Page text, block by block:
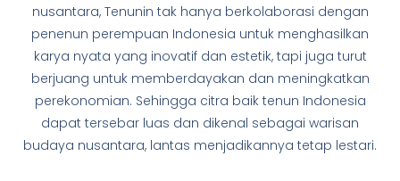
nusantara, Tenunin tak hanya berkolaborasi dengan
penenun perempuan Indonesia untuk menghasilkan
karya nyata yang inovatif dan estetik, tapi juga turut
berjuang untuk memberdayakan dan meningkatkan
perekonomian. Sehingga citra baik tenun Indonesia
dapat tersebar luas dan dikenal sebagai warisan
budaya nusantara, lantas menjadikannya tetap lestari.